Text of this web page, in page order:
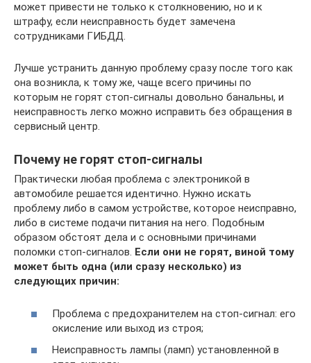
может привести не только к столкновению, но и к
штрафу, если неисправность будет замечена
сотрудниками ГИБДД.
Лучше устранить данную проблему сразу после того как
она возникла, к тому же, чаще всего причины по
которым не горят стоп-сигналы довольно банальны, и
неисправность легко можно исправить без обращения в
сервисный центр.
Почему не горят стоп-сигналы
Практически любая проблема с электроникой в
автомобиле решается идентично. Нужно искать
проблему либо в самом устройстве, которое неисправно,
либо в системе подачи питания на него. Подобным
образом обстоят дела и с основными причинами
поломки стоп-сигналов. Если они не горят, виной тому
может быть одна (или сразу несколько) из
следующих причин:
Проблема с предохранителем на стоп-сигнал: его
окисление или выход из строя;
Неисправность лампы (ламп) установленной в